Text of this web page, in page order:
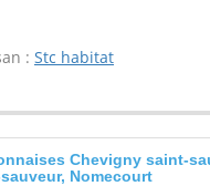
: Stc habitat
Chevigny saint-
Nomecourt